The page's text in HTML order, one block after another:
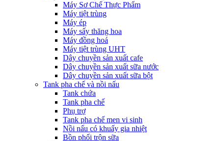
Máy Sơ Chế Thực Phẩm
Máy tiệt trùng
Máy ép
Máy sấy thăng hoa
Máy đồng hoá
Máy tiệt trùng UHT
Dây chuyền sản xuất cafe
Dây chuyền sản xuất sữa nước
Dây chuyền sản xuất sữa bột
Tank pha chế và nồi nấu
Tank chứa
Tank pha chế
Phụ trợ
Tank pha chế men vi sinh
Nồi nấu có khuấy gia nhiệt
Bồn phối trộn sữa